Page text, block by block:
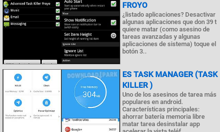
FROYO
¿listado aplicaciones? Desactivar
algunas aplicaciones que don 39 t
quiere matar (como asesino de
tareas avanzadas y algunas
aplicaciones de sistema) toque el
botón 3..
ES TASK MANAGER (TASK
KILLER )
Uno de los asesinos de tarea más
populares en android.
Características principales:
ahorrar batería memoria libre
matar tarea desinstalar app